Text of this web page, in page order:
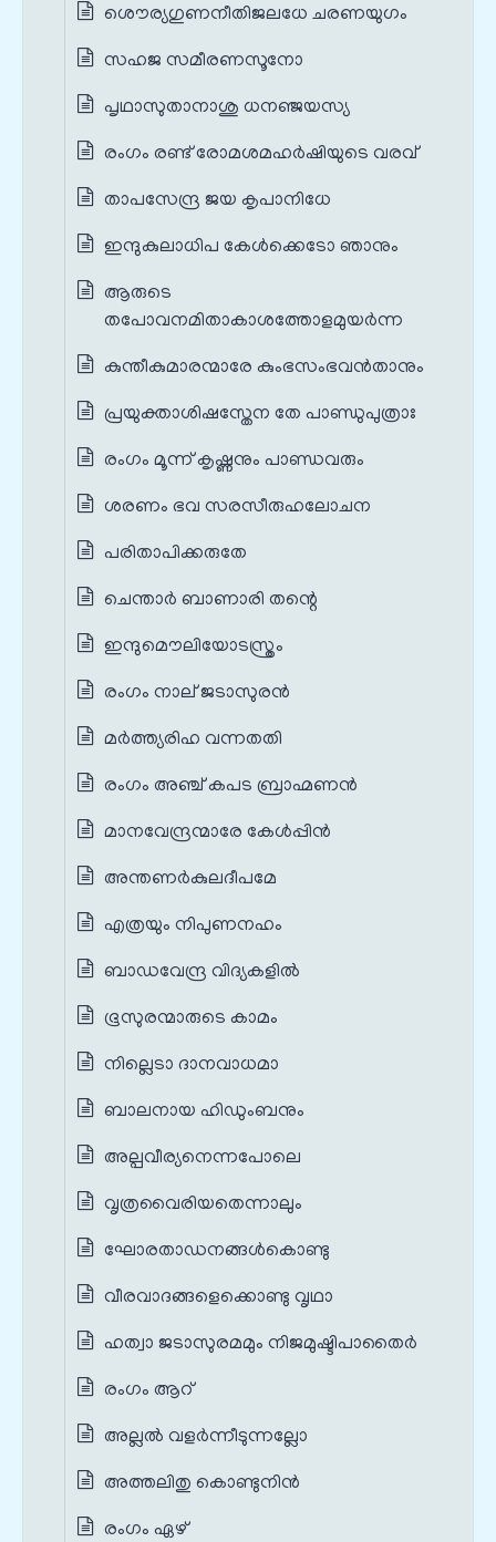
ശൌര്യഗുണനീതിജലധേ ചരണയുഗം
സഹജ സമീരണസൂനോ
പൃഥാസുതാനാശു ധനഞ്ജയസ്യ
രംഗം രണ്ട് രോമശമഹർഷിയുടെ വരവ്
താപസേന്ദ്ര ജയ കൃപാനിധേ
ഇന്ദുകുലാധിപ കേൾക്കെടോ ഞാനും
ആരുടെ
തപോവനമിതാകാശത്തോളമുയര്‍ന്ന
കുന്തീകുമാരന്മാരേ കുംഭസംഭവൻതാനും
പ്രയുക്താശിഷസ്തേന തേ പാണ്ഡുപുത്രാഃ
രംഗം മൂന്ന് കൃഷ്ണനും പാണ്ഡവരും
ശരണം ഭവ സരസീരുഹലോചന
പരിതാപിക്കരുതേ
ചെന്താർ ബാണാരി തന്റെ
ഇന്ദുമൌലിയോടസ്ത്രം
രംഗം നാല് ജടാസുരൻ
മര്‍ത്ത്യരിഹ വന്നതതി
രംഗം അഞ്ച് കപട ബ്രാഹ്മണൻ
മാനവേന്ദ്രന്മാരേ കേള്‍പ്പിന്‍
അന്തണർകുലദീപമേ
എത്രയും നിപുണനഹം
ബാഡവേന്ദ്ര വിദ്യകളിൽ
ഭൂസുരന്മാരുടെ കാമം
നില്ലെടാ ദാനവാധമാ
ബാലനായ ഹിഡുംബനും
അല്പവീര്യനെന്നപോലെ
വൃത്രവൈരിയതെന്നാലും
ഘോരതാഡനങ്ങൾകൊണ്ടു
വീരവാദങ്ങളെക്കൊണ്ടു വൃഥാ
ഹത്വാ ജടാസുരമമും നിജമുഷ്ടിപാതൈർ
രംഗം ആറ്
അല്ലല്‍ വളര്‍ന്നീടുന്നല്ലോ
അത്തലിതു കൊണ്ടുനിൻ
രംഗം ഏഴ്